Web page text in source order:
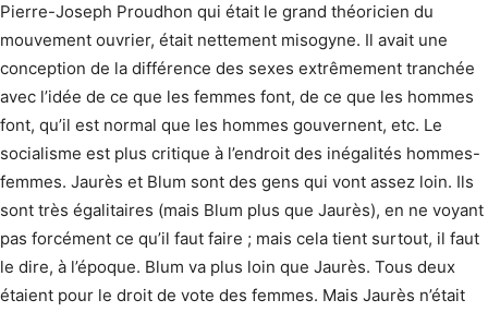
Pierre-Joseph Proudhon qui était le grand théoricien du
mouvement ouvrier, était nettement misogyne. Il avait une
conception de la différence des sexes extrêmement tranchée
avec l’idée de ce que les femmes font, de ce que les hommes
font, qu’il est normal que les hommes gouvernent, etc. Le
socialisme est plus critique à l’endroit des inégalités hommes-
femmes. Jaurès et Blum sont des gens qui vont assez loin. Ils
sont très égalitaires (mais Blum plus que Jaurès), en ne voyant
pas forcément ce qu’il faut faire ; mais cela tient surtout, il faut
le dire, à l’époque. Blum va plus loin que Jaurès. Tous deux
étaient pour le droit de vote des femmes. Mais Jaurès n’était